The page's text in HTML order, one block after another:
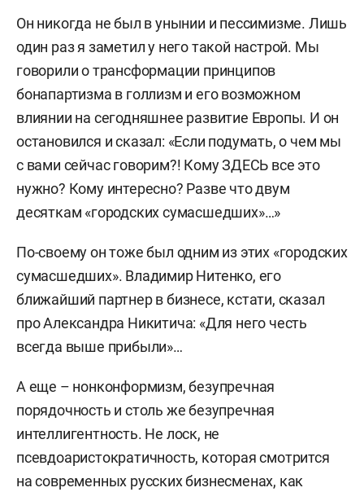
Он никогда не был в унынии и пессимизме. Лишь
один раз я заметил у него такой настрой. Мы
говорили о трансформации принципов
бонапартизма в голлизм и его возможном
влиянии на сегодняшнее развитие Европы. И он
остановился и сказал: «Если подумать, о чем мы
с вами сейчас говорим?! Кому ЗДЕСЬ все это
нужно? Кому интересно? Разве что двум
десяткам «городских сумасшедших»…»
По-своему он тоже был одним из этих «городских
сумасшедших». Владимир Нитенко, его
ближайший партнер в бизнесе, кстати, сказал
про Александра Никитича: «Для него честь
всегда выше прибыли»…
А еще – нонконформизм, безупречная
порядочность и столь же безупречная
интеллигентность. Не лоск, не
псевдоаристократичность, которая смотрится
на современных русских бизнесменах, как